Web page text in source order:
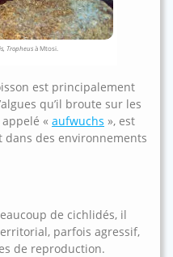
Tropheusà Mtosi.
est principalement
qu’il broute sur les
« aufwuchs », est
des environnements
de cichlidés, il
parfois agressif,
de reproduction.